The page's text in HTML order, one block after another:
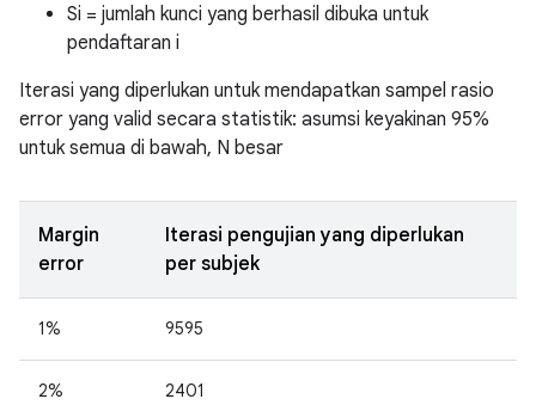
Si = jumlah kunci yang berhasil dibuka untuk
pendaftaran i
Iterasi yang diperlukan untuk mendapatkan sampel rasio
error yang valid secara statistik: asumsi keyakinan 95%
untuk semua di bawah, N besar
Margin
error
Iterasi pengujian yang diperlukan
per subjek
1% 9595
2% 2401